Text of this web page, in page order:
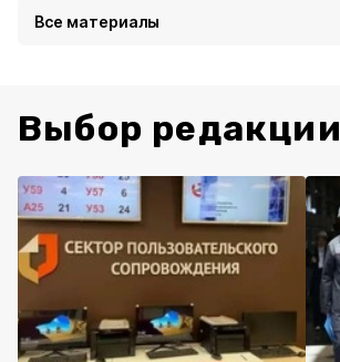
Все материалы
Выбор редакции